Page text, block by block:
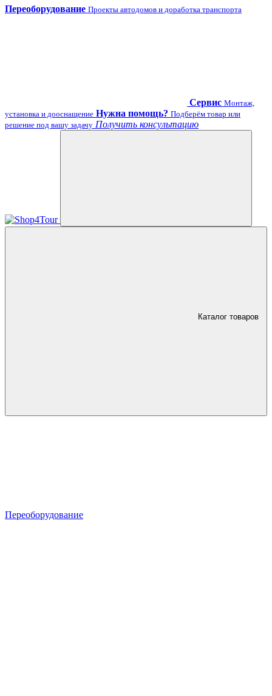
Переоборудование Проекты автодомов и доработка транспорта
Сервис Монтаж,
установка и дооснащение Нужна помощь? Подберём товар или
решение под вашу задачу Получить консультацию
Каталог товаров
Переоборудование